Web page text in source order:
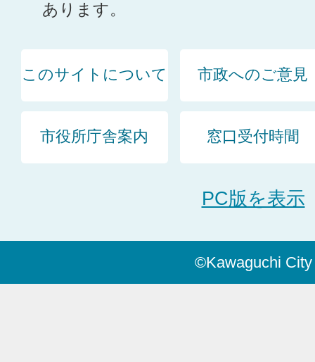
あります。
このサイトについて 市政へのご意見
市役所庁舎案内 窓口受付時間
PC版を表示
©Kawaguchi City